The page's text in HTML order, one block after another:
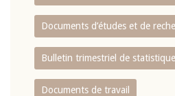
Documents d’études et de
Bulletin trimestriel de
Documents de travail